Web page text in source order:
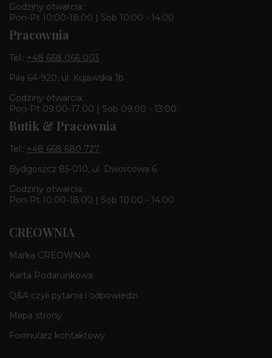
Godziny otwarcia:
Pon-Pt 10:00-18:00 | Sob 10:00 - 14:00
Pracownia
Tel.: +48 668 066 003
Piła 64-920, ul. Kujawska 1b
Godziny otwarcia:
Pon-Pt 09:00-17:00 | Sob 09:00 - 13:00
Butik & Pracownia
Tel.: +48 668 680 727
Bydgoszcz 85-010, ul. Dworcowa 6
Godziny otwarcia:
Pon-Pt 10:00-18:00 | Sob 10:00 - 14:00
CREOWNIA
Marka CREOWNIA
Karta Podarunkowa
Q&A czyli pytania i odpowiedzi
Mapa strony
Formularz kontaktowy